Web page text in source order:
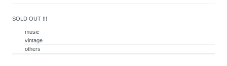
SOLD OUT !!!
music
vintage
others